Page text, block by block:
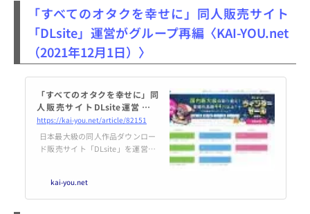
歌や海外文学の本を集めた書店を
愛好家が「訪れたい場所」になっ
ている。福岡内でも後発の出版社
だった同社が、なぜこれだけの存
「すべてのオタクを幸せに」同人販売サイト
「DLsite」運営がグループ再編〈KAI-YOU.net
（2021年12月1日）〉
「すべてのオタクを幸せに」同
人販売サイトDLsite運営がグ
ループ再編
https://kai-you.net/article/82151
日本最大級の同人作品ダウンロー
ド販売サイト「DLsite」を運営す
のプロダクション・zowieQ社、
ゲームをはじめとしたコンテンツ
kai-you.net